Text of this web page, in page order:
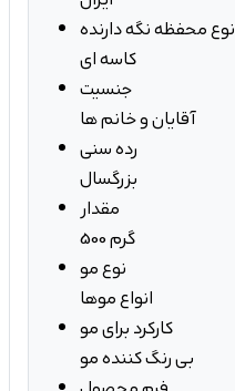
نوع محفظه نگه دارنده
کاسه ای
جنسیت
آقایان و خانم ها
رده سنی
بزرگسال
مقدار
500 گرم
نوع مو
انواع موها
کارکرد برای مو
بی رنگ کننده مو